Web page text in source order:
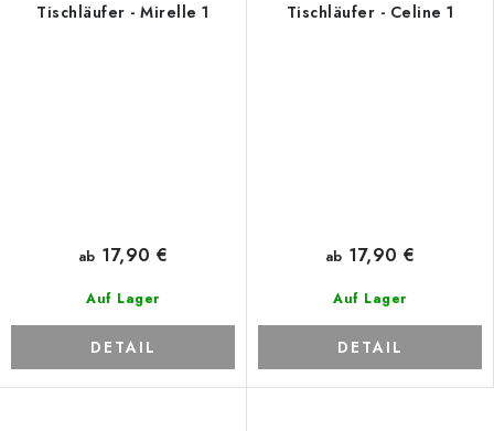
Tischläufer - Mirelle 1
Auf Lager
ab 17,90 €
DETAIL
Tischläufer - Celine 1
Auf Lager
ab 17,90 €
DETAIL